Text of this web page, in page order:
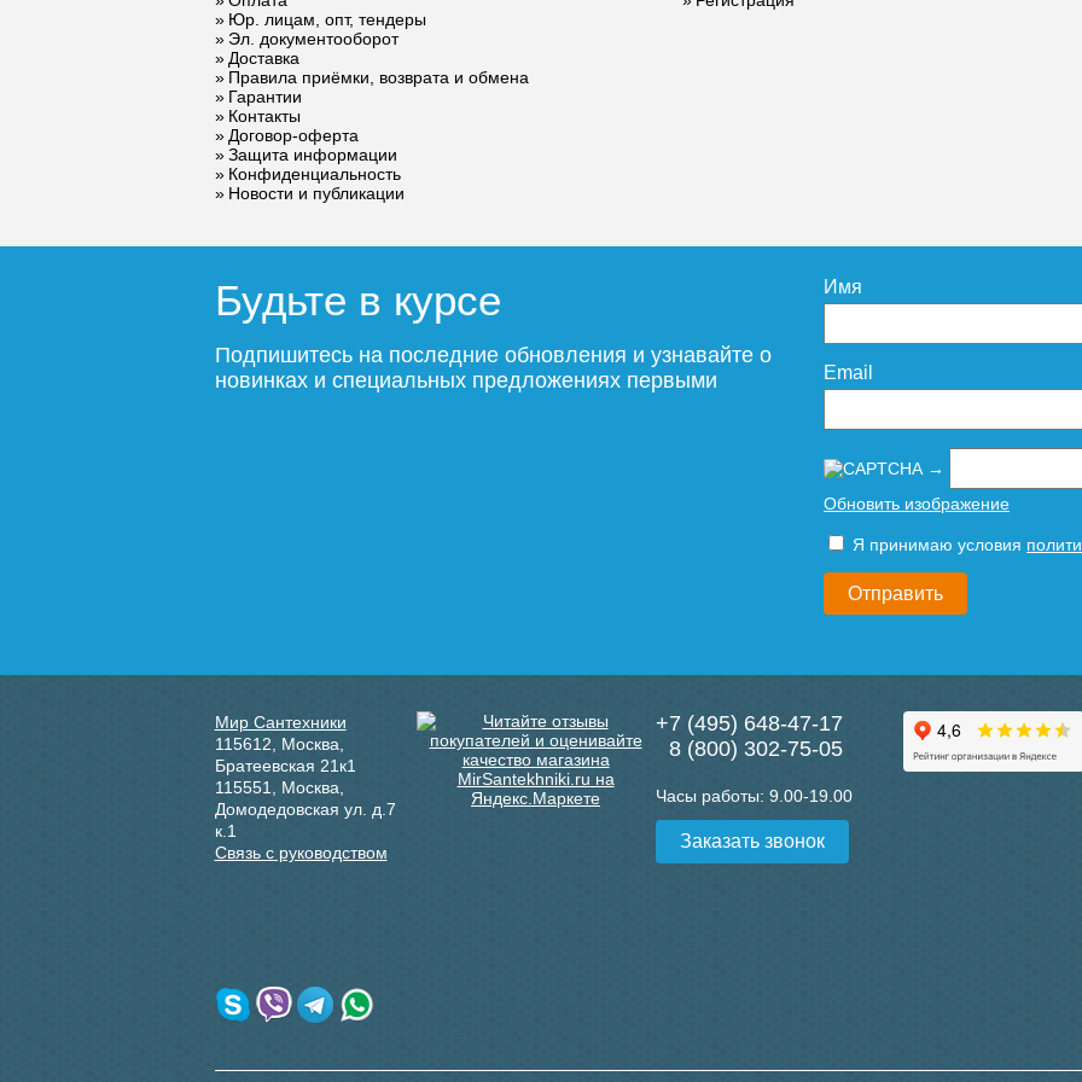
слева, графит
блеск
18 368
Подробнее
Полотенцесушитель
Юр. лицам, опт, тендеры
Эл. документооборот
Доставка
Правила приёмки, возврата и обмена
Гарантии
Контакты
Договор-оферта
Защита информации
Конфиденциальность
Новости и публикации
Будьте в курсе
Подпишитесь на последние обновления и узнавайте о
новинках и специальных предложениях первыми
Имя
Email
→
Обновить изображение
Я принимаю условия
Мир Сантехники
115612, Москва,
Братеевская 21к1
115551, Москва,
Домодедовская ул. д.7
к.1
Связь с руководством
+7 (495) 648-47-17
8 (800) 302-75-05
Часы работы: 9.00-19.00
Заказать звонок